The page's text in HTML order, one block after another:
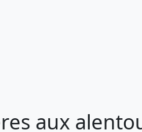
aux